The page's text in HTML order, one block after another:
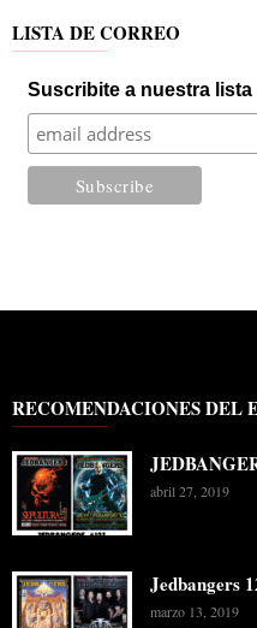
LISTA DE CORREO
Suscribite a nuestra
RECOMENDACIONES DEL
abril 27, 2019
Jedbangers
marzo 13, 2019